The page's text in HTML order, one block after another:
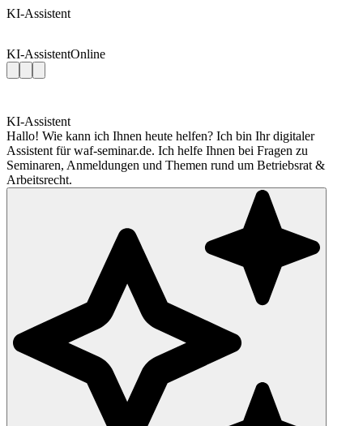
KI-Assistent
KI-AssistentOnline
KI-Assistent
Hallo! Wie kann ich Ihnen heute helfen? Ich bin Ihr digitaler
Assistent für waf-seminar.de. Ich helfe Ihnen bei Fragen zu
Seminaren, Anmeldungen und Themen rund um Betriebsrat &
Arbeitsrecht.